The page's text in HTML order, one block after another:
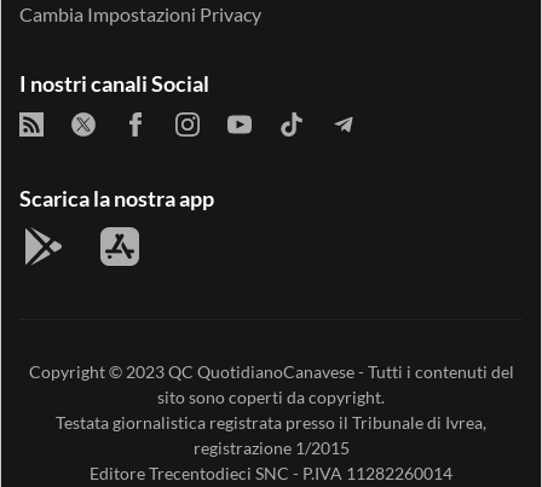
Cambia Impostazioni Privacy
I nostri canali Social
Scarica la nostra app
Copyright © 2023QC QuotidianoCanavese- Tutti i contenuti del
sito sono coperti da copyright.
Testata giornalistica registrata presso il Tribunale di Ivrea,
registrazione 1/2015
EditoreTrecentodieci SNC - P.IVA 11282260014